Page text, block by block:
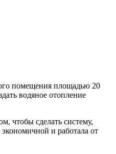
помещения площадью 20
водяное отопление
чтобы сделать систему,
и работала от